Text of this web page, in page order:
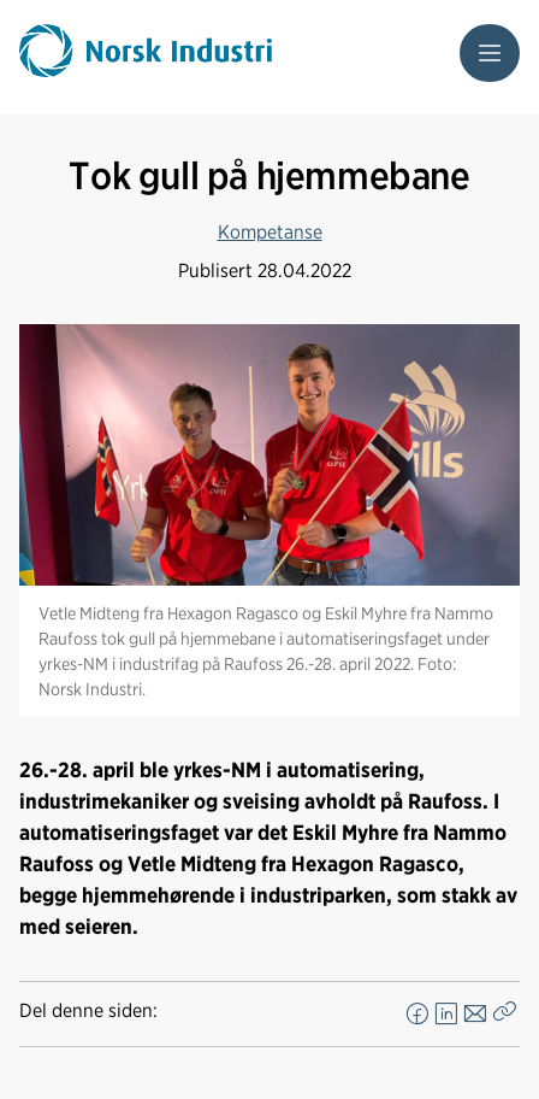
Meny
Tok gull på hjemmebane
Kompetanse
Publisert 28.04.2022
Vetle Midteng fra Hexagon Ragasco og Eskil Myhre fra Nammo
Raufoss tok gull på hjemmebane i automatiseringsfaget under
yrkes-NM i industrifag på Raufoss 26.-28. april 2022. Foto:
Norsk Industri.
26.-28. april ble yrkes-NM i automatisering,
industrimekaniker og sveising avholdt på Raufoss. I
automatiseringsfaget var det Eskil Myhre fra Nammo
Raufoss og Vetle Midteng fra Hexagon Ragasco,
begge hjemmehørende i industriparken, som stakk av
med seieren.
Del denne siden:
F
a
L
i
E
-